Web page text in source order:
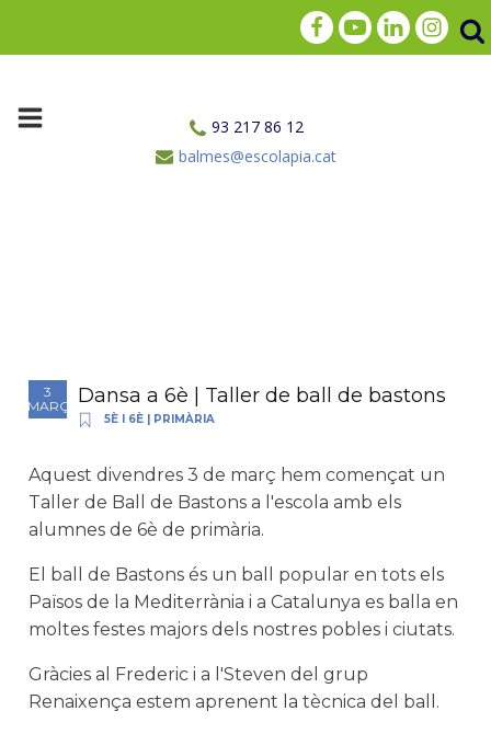
93 217 86 12
balmes@escolapia.cat
3
MARÇ
Dansa a 6è | Taller de ball de bastons
5È I 6È | PRIMÀRIA
Aquest divendres 3 de març hem començat un
Taller de Ball de Bastons a l'escola amb els
alumnes de 6è de primària.
El ball de Bastons és un ball popular en tots els
Països de la Mediterrània i a Catalunya es balla en
moltes festes majors dels nostres pobles i ciutats.
Gràcies al Frederic i a l'Steven del grup
Renaixença estem aprenent la tècnica del ball.